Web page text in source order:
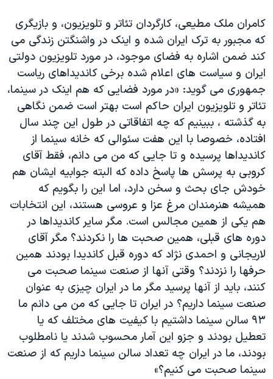
کامران ملک مطیعی، کارگردان تئاتر و تلویزیون، و بازیگری
که مجبور به ترک ایران شده و اینک در واشنگتن زندگی می
کند ضمن اشاره به فضای موجود، در مورد تلویزیون دولتی
ایران و سیاست های اعلام شده برخی کاندیداهای ریاست
جمهوری می گوید: «در مورد فضایی که هم اینک در سینما،
تئاتر و تلویزیون ایران حاکم است بهتر است ضمن نگاهی
به گذشته ، ببینیم که چه اتفاقاتی در طول این چند سال
افتاده، خصوصا با این هفت سئوالی که خانه سینما از
کاندیداها پرسیده و تا جایی که من می دانم، فقط آقای
کروبی به پرسش ها پاسخ داده که البته جوابیه ایشان هم
خودش جای بحث و سخن دارد، اما این را بگویم که
همیشه هنرمندان مرغ عزا و عروسی هستند، این انتخابات
هم یکی از همین مجالس است. مگر سایر کاندیداها در
دوره های قبلی، همین صحبت ها را نکردند؟ مگر آقای
لاریجانی و احمدی نژاد که دوره قبل کاندیدا بودند همین
حرفها را نزدند؟ وقتی آنها از صنعت سینما صحبت می
کنند، باید از آنها پرسید مگر ما در ایران چیزی به عنوان
صنعت سینما داریم؟ در ایران تا جایی که من می دانم ما
۹۳ سالن سینما داشتیم با کیفیت های مختلف که یا
تعطیل بودند و جزو این آمار محسوب شدند یا نامطلوب
بودند، ما در ایران چه تعداد سالن سینما داریم که از صنعت
سینما صحبت می کنیم؟»